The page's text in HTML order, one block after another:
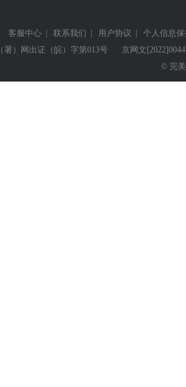
客服中心 | 联系我们 | 用户协议 |
个人信息
（署）网出证（皖）字第013号
京网文
© 完美